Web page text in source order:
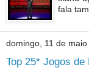
fala
domingo, 11 de
Top 25* Jogos de